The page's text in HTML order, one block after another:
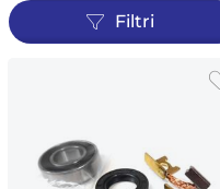
Filtri